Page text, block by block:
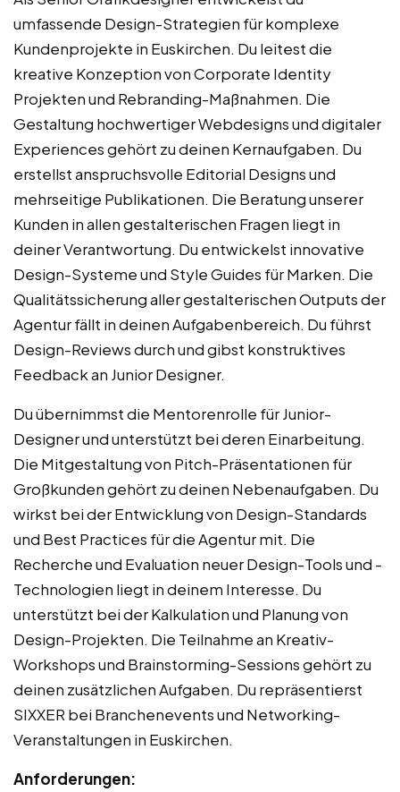
umfassende Design-Strategien für komplexe
Kundenprojekte in Euskirchen. Du leitest die
kreative Konzeption von Corporate Identity
Projekten und Rebranding-Maßnahmen. Die
Gestaltung hochwertiger Webdesigns und digitaler
Experiences gehört zu deinen Kernaufgaben. Du
erstellst anspruchsvolle Editorial Designs und
mehrseitige Publikationen. Die Beratung unserer
Kunden in allen gestalterischen Fragen liegt in
deiner Verantwortung. Du entwickelst innovative
Design-Systeme und Style Guides für Marken. Die
Qualitätssicherung aller gestalterischen Outputs der
Agentur fällt in deinen Aufgabenbereich. Du führst
Design-Reviews durch und gibst konstruktives
Feedback an Junior Designer.
Du übernimmst die Mentorenrolle für Junior-
Designer und unterstützt bei deren Einarbeitung.
Die Mitgestaltung von Pitch-Präsentationen für
Großkunden gehört zu deinen Nebenaufgaben. Du
wirkst bei der Entwicklung von Design-Standards
und Best Practices für die Agentur mit. Die
Recherche und Evaluation neuer Design-Tools und -
Technologien liegt in deinem Interesse. Du
unterstützt bei der Kalkulation und Planung von
Design-Projekten. Die Teilnahme an Kreativ-
Workshops und Brainstorming-Sessions gehört zu
deinen zusätzlichen Aufgaben. Du repräsentierst
SIXXER bei Branchenevents und Networking-
Veranstaltungen in Euskirchen.
Anforderungen: